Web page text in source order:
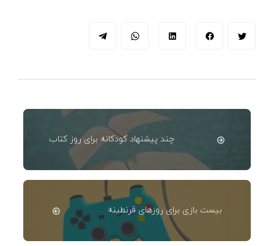
چند پیشنهاد کودکانه برای روز کتاب
بیست بازی برای روزهای قرنطینه